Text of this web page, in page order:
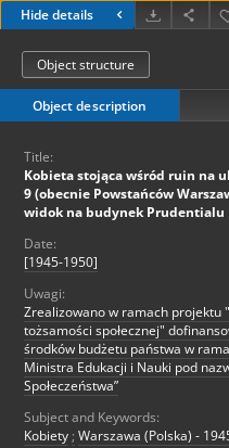
Hide details
Object structure
Object description
Title:
Kobieta stojąca wśród ruin na
9 (obecnie Powstańców
widok na budynek Prudentialu
Date:
[1945-1950]
Uwagi:
Zrealizowano w ramach projektu
tożsamości społecznej"
środków budżetu państwa w
Ministra Edukacji i Nauki pod
Społeczeństwa”
Subject and Keywords:
Kobiety ; Warszawa (Polska) -